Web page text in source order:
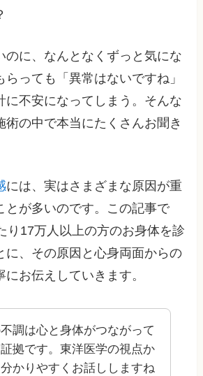
のに、なんとなくずっと気にな
らっても「異常はないですね」
に不安になってしまう。そんな
術の中で本当にたくさんお聞き
には、実はさまざまな原因が重
とが多いのです。この記事で
り17万人以上の方のお身体を診
に、その原因と心身両面からの
お伝えしていきます。
調は心と身体がつながって
拠です。東洋医学の視点か
かりやすくお話ししますね